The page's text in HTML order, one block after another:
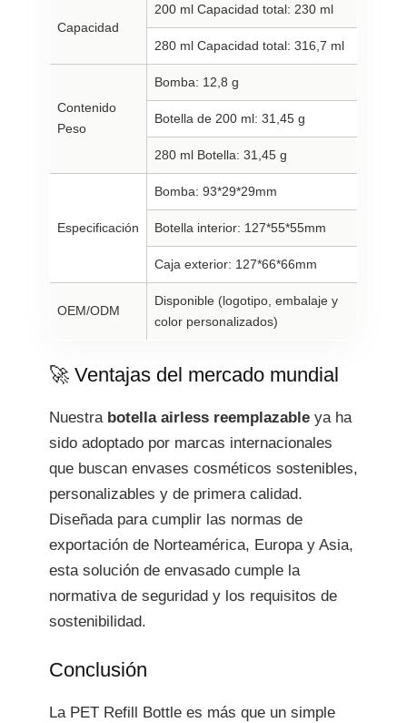
Capacidad
200 ml Capacidad total: 230 ml
280 ml Capacidad total: 316,7 ml
Contenido
Peso
Bomba: 12,8 g
Botella de 200 ml: 31,45 g
280 ml Botella: 31,45 g
Especificación
Bomba: 93*29*29mm
Botella interior: 127*55*55mm
Caja exterior: 127*66*66mm
OEM/ODM
Disponible (logotipo, embalaje y
color personalizados)
🚀 Ventajas del mercado mundial
Nuestra botella airless reemplazable ya ha
sido adoptado por marcas internacionales
que buscan envases cosméticos sostenibles,
personalizables y de primera calidad.
Diseñada para cumplir las normas de
exportación de Norteamérica, Europa y Asia,
esta solución de envasado cumple la
normativa de seguridad y los requisitos de
sostenibilidad.
Conclusión
La PET Refill Bottle es más que un simple